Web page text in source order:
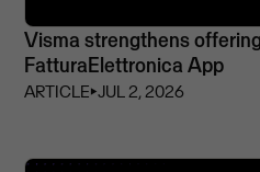
Visma strengthens
FatturaElettronica App
ARTICLE⏵JUL 2, 2026